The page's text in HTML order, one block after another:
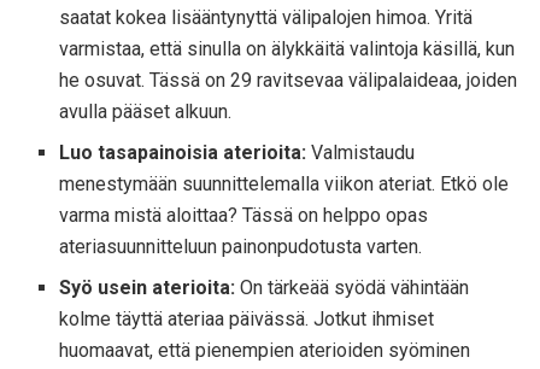
saatat kokea lisääntynyttä välipalojen himoa. Yritä
varmistaa, että sinulla on älykkäitä valintoja käsillä, kun
he osuvat. Tässä on 29 ravitsevaa välipalaideaa, joiden
avulla pääset alkuun.
Luo tasapainoisia aterioita: Valmistaudu
menestymään suunnittelemalla viikon ateriat. Etkö ole
varma mistä aloittaa? Tässä on helppo opas
ateriasuunnitteluun painonpudotusta varten.
Syö usein aterioita: On tärkeää syödä vähintään
kolme täyttä ateriaa päivässä. Jotkut ihmiset
huomaavat, että pienempien aterioiden syöminen